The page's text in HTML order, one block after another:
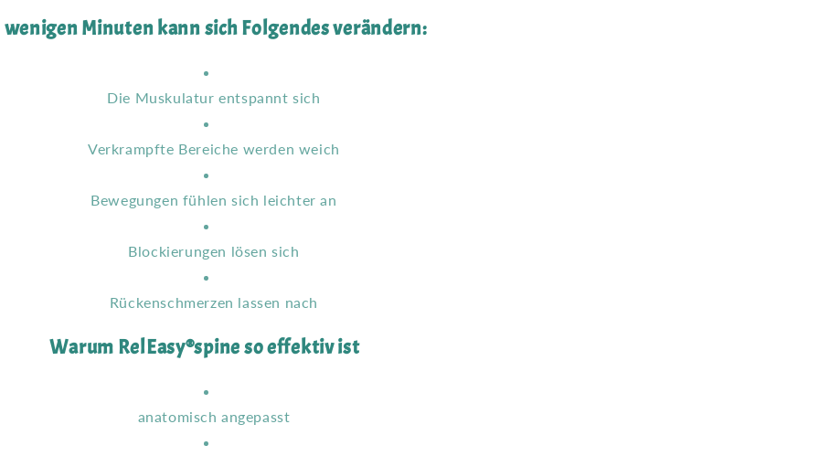
Minuten kann sich Folgendes verändern:
Die Muskulatur entspannt sich
Verkrampfte Bereiche werden weich
Bewegungen fühlen sich leichter an
Blockierungen lösen sich
Rückenschmerzen lassen nach
Warum RelEasy®spine so effektiv ist
anatomisch angepasst